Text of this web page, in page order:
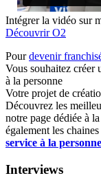
Intégrer la vidéo sur
Découvrir O2
Pourdevenir
Vous souhaitez créer
à la personne
Votre projet de
Découvrez les
notre page dédiée à la
également les
service à la personne
Interviews